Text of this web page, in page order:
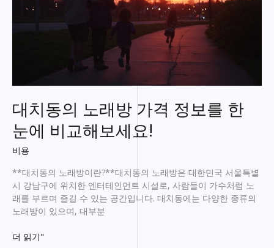
대치동의 노래방 가격 정보를 한
눈에 비교해보세요!
비용
**대치동의 노래방이란?**대치동의 노래방은 대한민국 서울특별
시 강남구에 위치한 엔터테인먼트 시설로, 사람들이 가수처럼 노
래를 부르며 즐길 수 있는 공간입니다. 대치동에는 다양한 종류의
노래방이 있으며, 대부분
대
더 읽기"